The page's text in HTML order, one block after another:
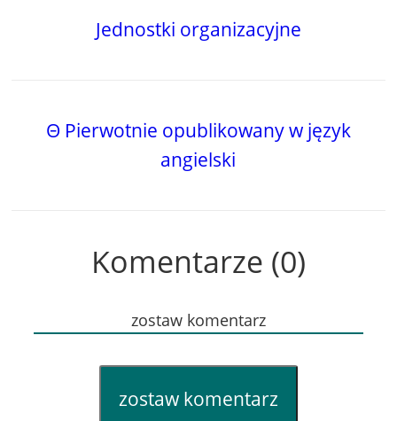
Jednostki organizacyjne
Θ Pierwotnie opublikowany w język
angielski
Komentarze (0)
zostaw komentarz
zostaw komentarz